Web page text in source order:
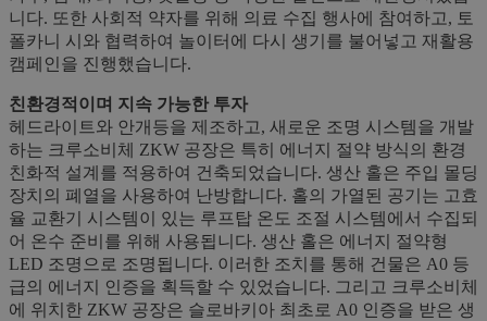
니다. 또한 사회적 약자를 위해 의료 수집 행사에 참여하고, 토
폴카니 시와 협력하여 놀이터에 다시 생기를 불어넣고 재활용
캠페인을 진행했습니다.
친환경적이며 지속 가능한 투자
헤드라이트와 안개등을 제조하고, 새로운 조명 시스템을 개발
하는 크루소비체 ZKW 공장은 특히 에너지 절약 방식의 환경
친화적 설계를 적용하여 건축되었습니다. 생산 홀은 주입 몰딩
장치의 폐열을 사용하여 난방합니다. 홀의 가열된 공기는 고효
율 교환기 시스템이 있는 루프탑 온도 조절 시스템에서 수집되
어 온수 준비를 위해 사용됩니다. 생산 홀은 에너지 절약형
LED 조명으로 조명됩니다. 이러한 조치를 통해 건물은 A0 등
급의 에너지 인증을 획득할 수 있었습니다. 그리고 크루소비체
에 위치한 ZKW 공장은 슬로바키아 최초로 A0 인증을 받은 생